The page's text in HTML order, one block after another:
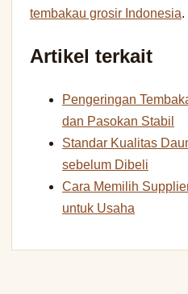
tembakau grosir Indonesia.
Artikel terkait
Pengeringan
dan Pasokan Stabil
Standar Kualitas
sebelum Dibeli
Cara Memilih
untuk Usaha